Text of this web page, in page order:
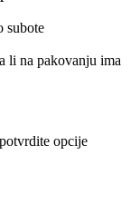
subote
li na pakovanju ima
opcije